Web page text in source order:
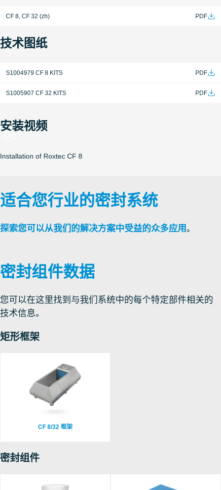
CF 8, CF 32 (zh) PDF
技术图纸
S1004979 CF 8 KITS PDF
S1005907 CF 32 KITS PDF
安装视频
Installation of Roxtec CF 8
适合您行业的密封系统
探索您可以从我们的解决方案中受益的众多应用。
密封组件数据
您可以在这里找到与我们系统中的每个特定部件相关的
技术信息。
矩形框架
CF 8/32 框架
密封组件